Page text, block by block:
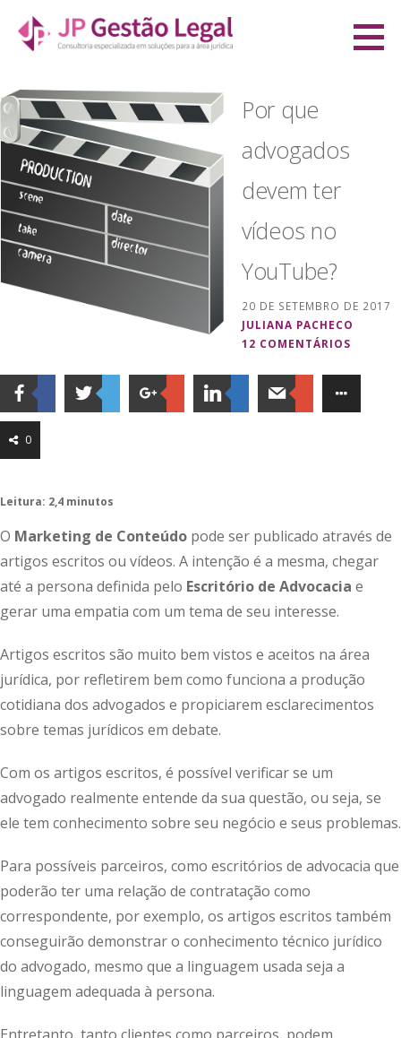
direto
conteúdo
Por que
advogados
devem ter
vídeos no
YouTube?
20 DE SETEMBRO DE 2017
JULIANA PACHECO
12 COMENTÁRIOS
0
Leitura: 2,4 minutos
O Marketing de Conteúdo pode ser publicado através de
artigos escritos ou vídeos. A intenção é a mesma, chegar
até a persona definida pelo Escritório de Advocacia e
gerar uma empatia com um tema de seu interesse.
Artigos escritos são muito bem vistos e aceitos na área
jurídica, por refletirem bem como funciona a produção
cotidiana dos advogados e propiciarem esclarecimentos
sobre temas jurídicos em debate.
Com os artigos escritos, é possível verificar se um
advogado realmente entende da sua questão, ou seja, se
ele tem conhecimento sobre seu negócio e seus problemas.
Para possíveis parceiros, como escritórios de advocacia que
poderão ter uma relação de contratação como
correspondente, por exemplo, os artigos escritos também
conseguirão demonstrar o conhecimento técnico jurídico
do advogado, mesmo que a linguagem usada seja a
linguagem adequada à persona.